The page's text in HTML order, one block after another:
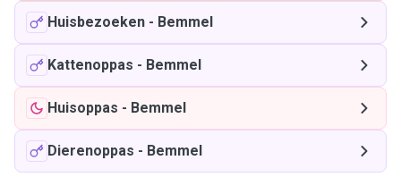
Huisbezoeken - Bemmel
Kattenoppas - Bemmel
Huisoppas - Bemmel
Dierenoppas - Bemmel